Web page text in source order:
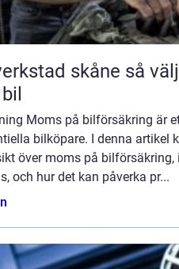
skåne så väljer du rätt verkstad för
Moms på bilförsäkring är
bilköpare. I denna artikel
över moms på
och hur det kan påverka pr...